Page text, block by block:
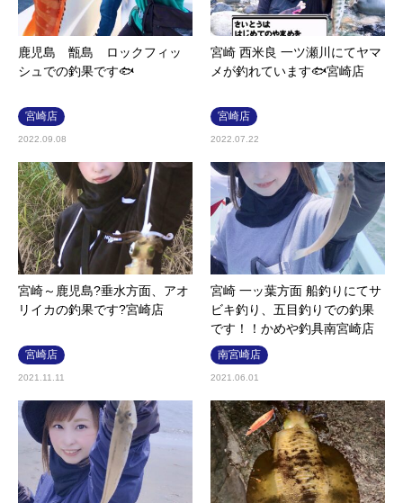
鹿児島 甑島 ロックフィッ
シュでの釣果です🐟
宮崎店
2022.09.08
宮崎 西米良 一ツ瀬川にてヤマ
メが釣れています🐟宮崎店
宮崎店
2022.07.22
宮崎～鹿児島?垂水方面、アオ
リイカの釣果です?宮崎店
宮崎店
2021.11.11
宮崎 一ッ葉方面 船釣りにてサ
ビキ釣り、五目釣りでの釣果
です！！かめや釣具南宮崎店
南宮崎店
2021.06.01